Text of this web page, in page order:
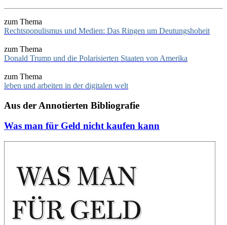
zum Thema
Rechtspopulismus und Medien: Das Ringen um Deutungshoheit
zum Thema
Donald Trump und die Polarisierten Staaten von Amerika
zum Thema
leben und arbeiten in der digitalen welt
Aus der Annotierten Bibliografie
Was man für Geld nicht kaufen kann